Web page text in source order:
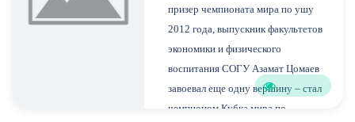
призер чемпионата мира по ушу
2012 года, выпускник факультетов
экономики и физического
воспитания СОГУ Азамат Цомаев
завоевал еще одну вершину – стал
чемпионом Кубка мира по